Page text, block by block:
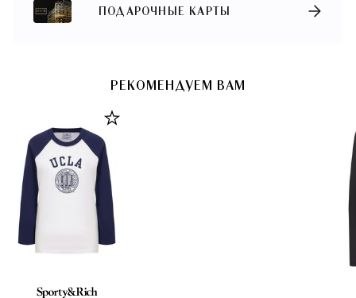
ПОДАРОЧНЫЕ КАРТЫ
РЕКОМЕНДУЕМ ВАМ